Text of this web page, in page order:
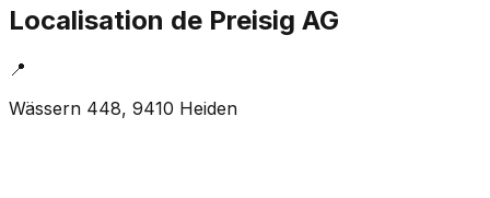
Localisation de Preisig AG
📍
Wässern 448, 9410 Heiden